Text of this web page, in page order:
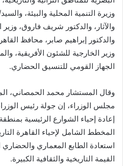
وزيرة التنمية المحلية والبيئة،
والآثار، والدكتور شريف فاروق، وزير
والدكتور إبراهيم صابر، محافظ
وزير الخارجية للشئون الأفريقية،
الجهاز القومي للتنسيق الحضاري.
وقال المستشار محمد الحمصاني،
مجلس الوزراء، إن جولة رئيس
إعادة إحياء الشوارع الرئيسية
المخطط الشامل لإحياء القاهرة
استعادة الطابع المعماري
القيمة التاريخية والثقافية الكبيرة.